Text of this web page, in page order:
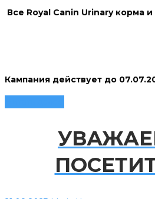
Все Royal Canin Urinary корма
Кампания действует до